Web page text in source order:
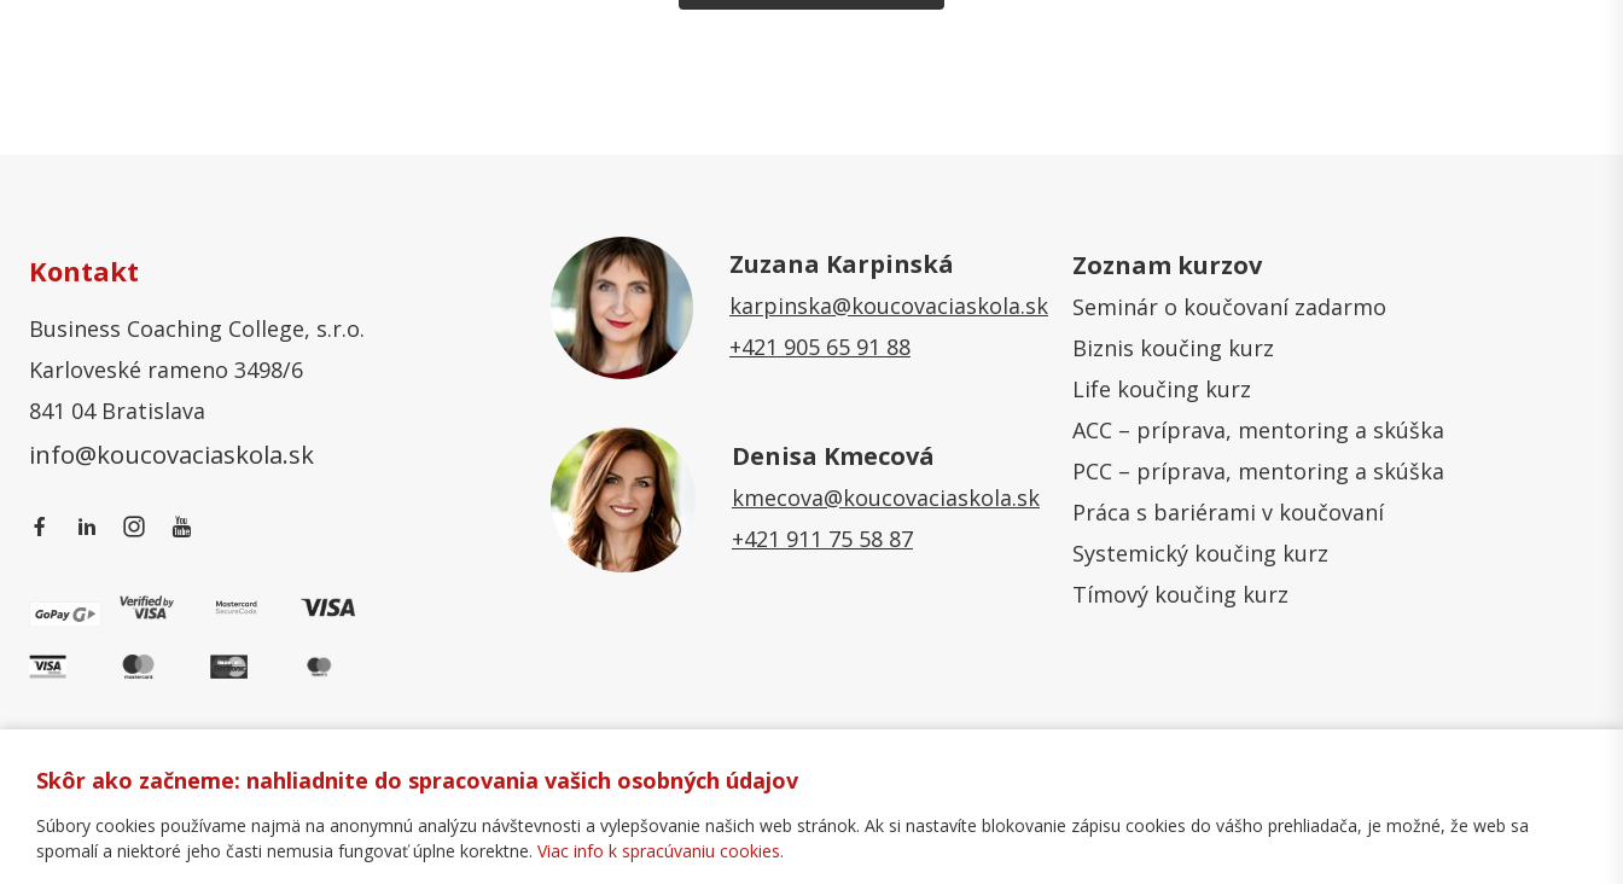
Kontakt
Business Coaching College, s.r.o.
Karloveské rameno 3498/6
841 04 Bratislava
info@koucovaciaskola.sk
Zuzana Karpinská
karpinska@koucovaciaskola.sk
+421 905 65 91 88
Denisa Kmecová
kmecova@koucovaciaskola.sk
+421 911 75 58 87
Zoznam kurzov
Seminár o koučovaní zadarmo
Biznis koučing kurz
Life koučing kurz
ACC – príprava, mentoring a skúška
PCC – príprava, mentoring a skúška
Práca s bariérami v koučovaní
Systemický koučing kurz
Tímový koučing kurz
Všeobecné obchodné podmienky Správa cookies Ochrana osobných údajov
Skôr ako začneme: nahliadnite do spracovania vašich osobných údajov
Súbory cookies používame najmä na anonymnú analýzu návštevnosti a vylepšovanie našich web stránok. Ak si nastavíte blokovanie zápisu cookies do vášho prehliadača, je možné, že web sa
spomalí a niektoré jeho časti nemusia fungovať úplne korektne. Viac info k spracúvaniu cookies.